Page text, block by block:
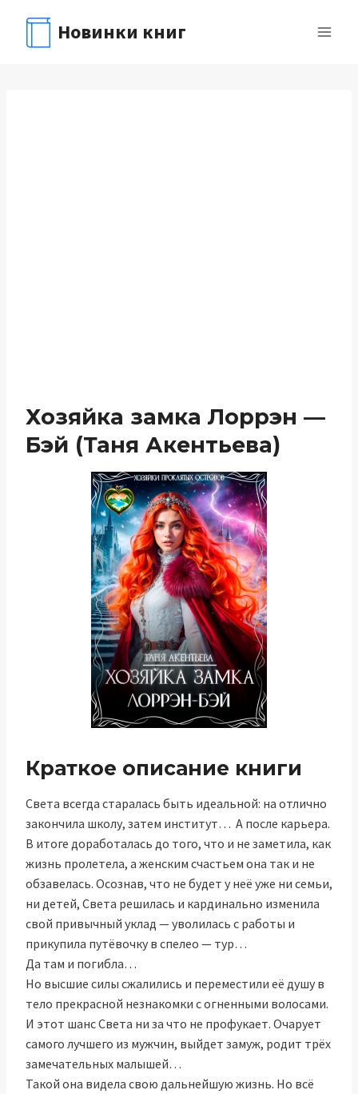
содержимому
Новинки книг
Хозяйка замка Лоррэн —
Бэй (Таня Акентьева)
Краткое описание книги
Света всегда старалась быть идеальной: на отлично
закончила школу, затем институт… А после карьера.
В итоге доработалась до того, что и не заметила, как
жизнь пролетела, а женским счастьем она так и не
обзавелась. Осознав, что не будет у неё уже ни семьи,
ни детей, Света решилась и кардинально изменила
свой привычный уклад — уволилась с работы и
прикупила путёвочку в спелео — тур…
Да там и погибла…
Но высшие силы сжалились и переместили её душу в
тело прекрасной незнакомки с огненными волосами.
И этот шанс Света ни за что не профукает. Очарует
самого лучшего из мужчин, выйдет замуж, родит трёх
замечательных малышей…
Такой она видела свою дальнейшую жизнь. Но всё